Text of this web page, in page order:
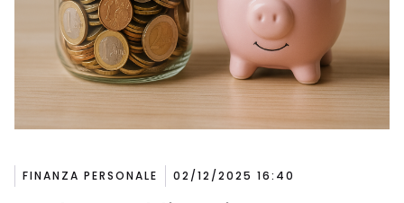
FINANZA PERSONALE 02/12/2025 16:40